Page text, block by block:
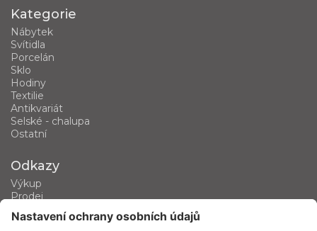
Kategorie
Nábytek
Svítidla
Porcelán
Sklo
Hodiny
Textilie
Antikvariát
Selské - chalupa
Ostatní
Odkazy
Výkup
Prodej
Kategorie produktů
Kontakt